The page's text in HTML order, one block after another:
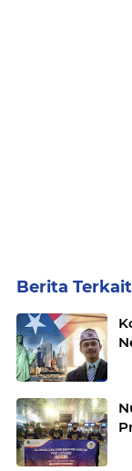
Berita Terkait